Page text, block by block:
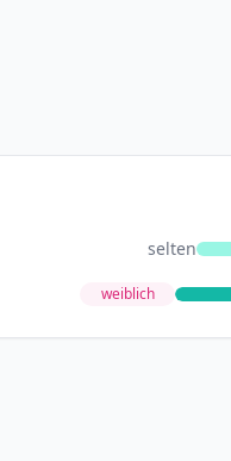
selten
weiblich